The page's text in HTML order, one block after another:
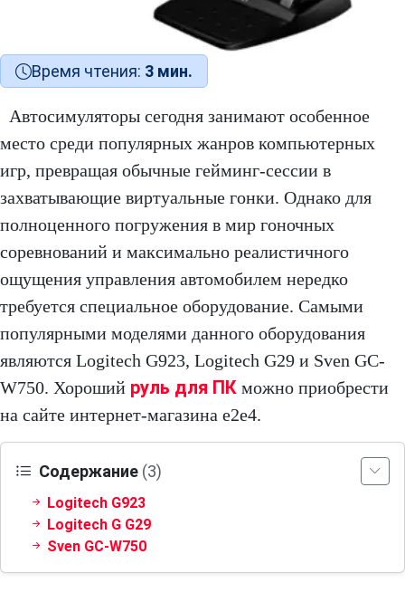
Время чтения: 3 мин.
Автосимуляторы сегодня занимают особенное
место среди популярных жанров компьютерных
игр, превращая обычные гейминг-сессии в
захватывающие виртуальные гонки. Однако для
полноценного погружения в мир гоночных
соревнований и максимально реалистичного
ощущения управления автомобилем нередко
требуется специальное оборудование. Самыми
популярными моделями данного оборудования
являются Logitech G923, Logitech G29 и Sven GC-
W750. Хороший руль для ПК можно приобрести
на сайте интернет-магазина e2e4.
Содержание (3)
Logitech G923
Logitech G G29
Sven GC-W750